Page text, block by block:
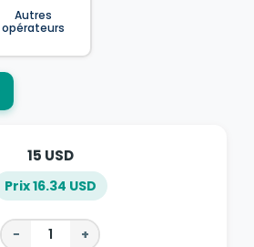
Autres
opérateurs
15 USD
Prix 16.34 USD
− +